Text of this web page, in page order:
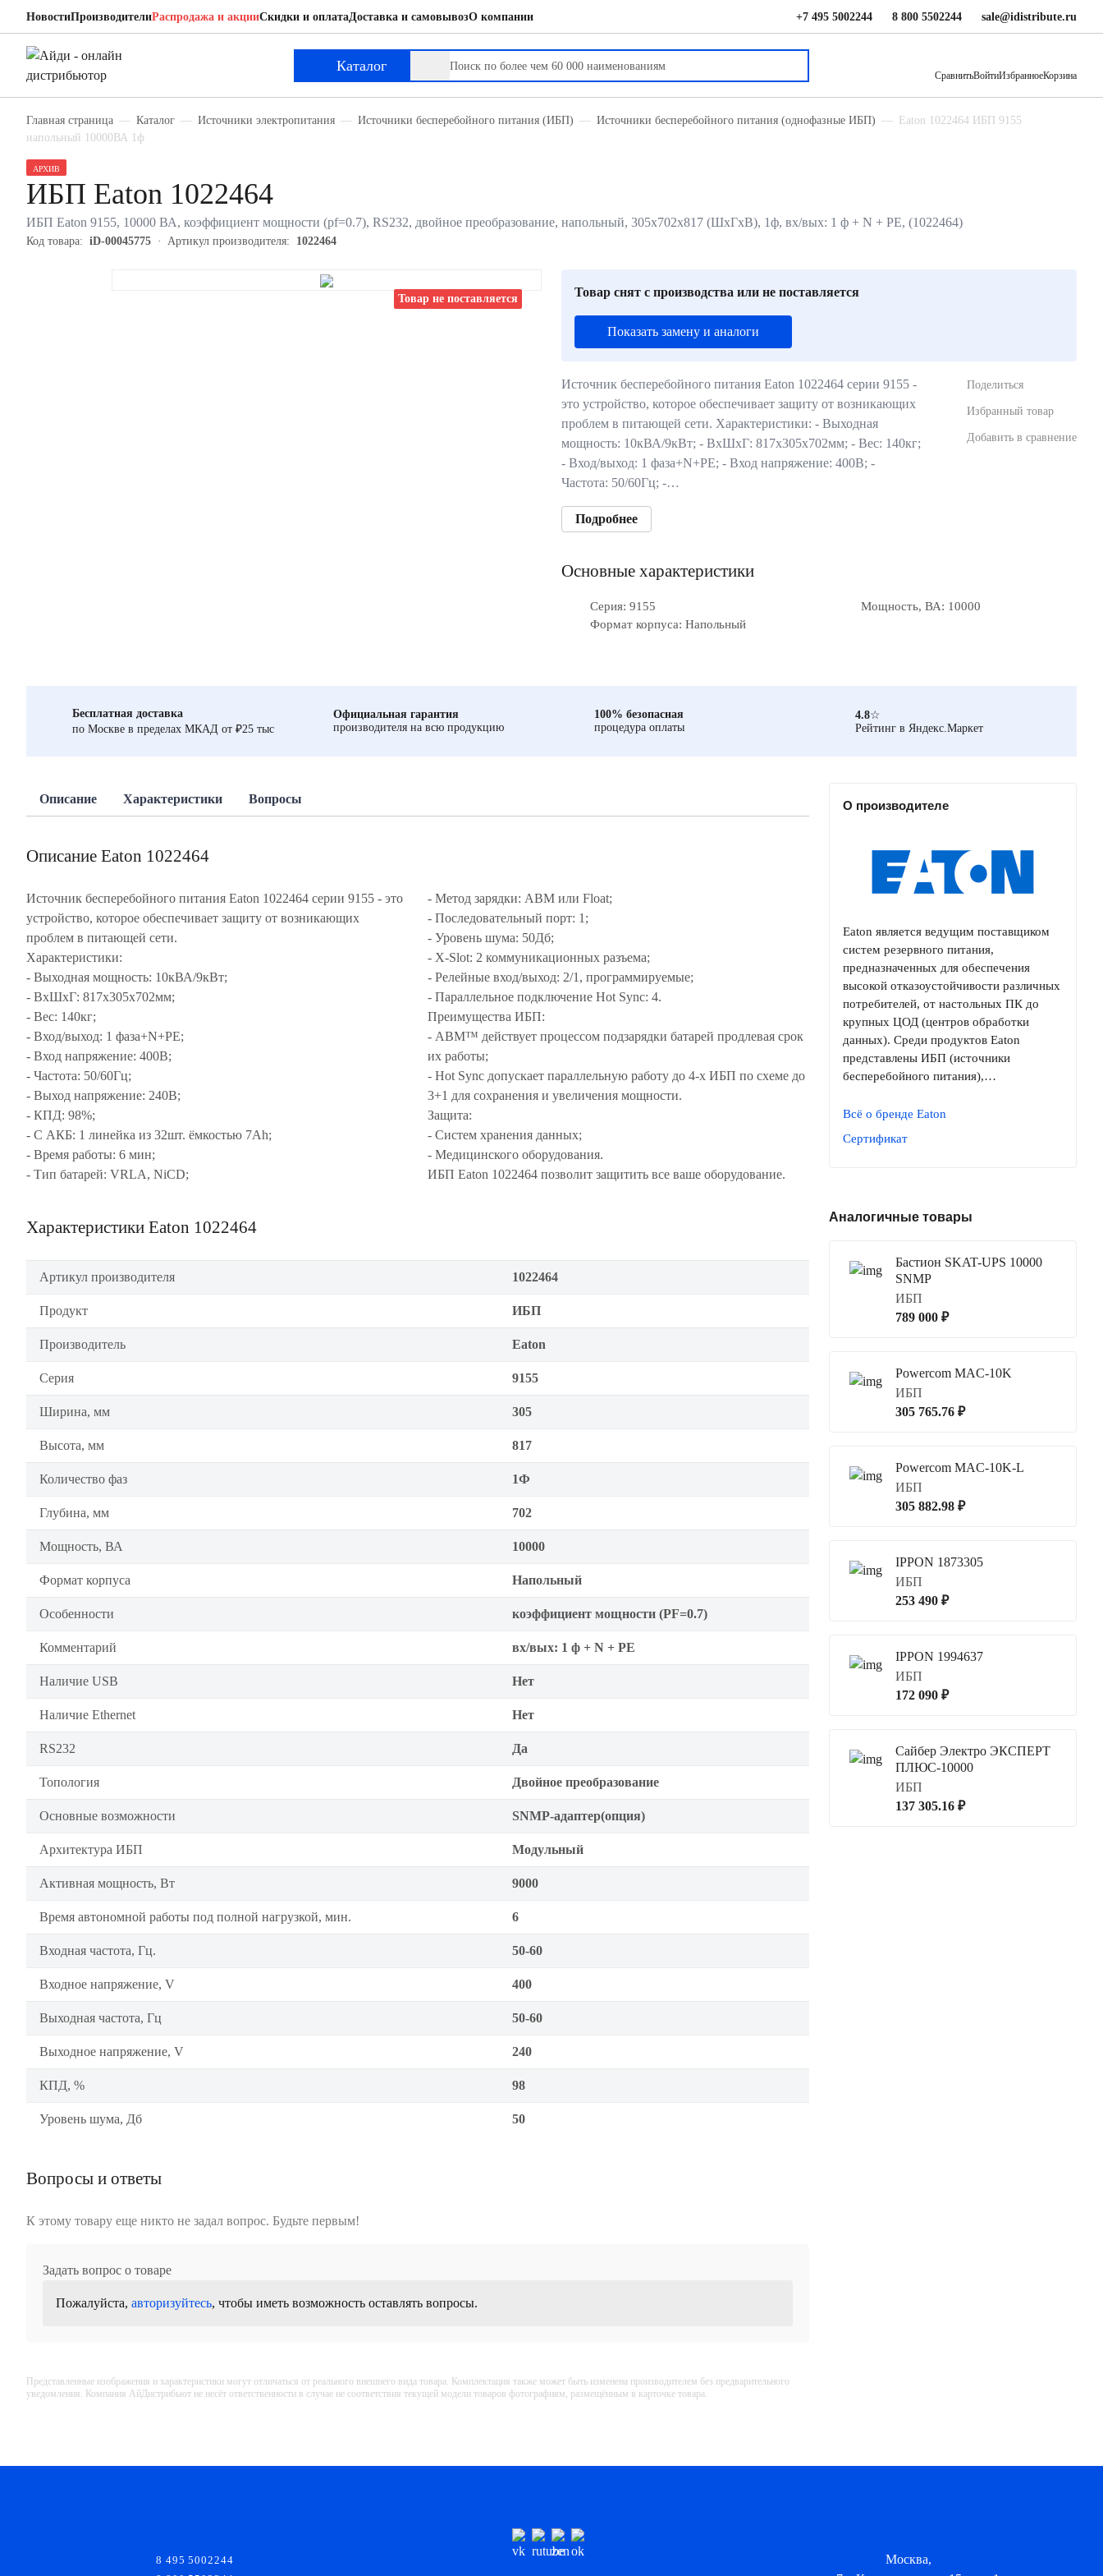
НовостиПроизводителиРаспродажа и акцииСкидки и оплатаДоставка и самовывозО компании +7 495 5002244 8 800 5502244 sale@idistribute.ru
Каталог
СравнитьВойтиИзбранноеКорзина
Главная страница Каталог Источники электропитания Источники бесперебойного питания (ИБП) Источники бесперебойного питания (однофазные ИБП)
Eaton 1022464 ИБП 9155
напольный 10000ВА 1ф
Товар не поставляется
АРХИВ
ИБП Eaton 1022464
ИБП Eaton 9155, 10000 ВА, коэффициент мощности (pf=0.7), RS232, двойное преобразование, напольный, 305х702х817 (ШхГхВ), 1ф, вх/вых: 1 ф + N + PE, (1022464)
Код товара: iD-00045775 Артикул производителя: 1022464
Товар снят с производства или не поставляется
Показать замену и аналоги
Источник бесперебойного питания Eaton 1022464 серии 9155 -
это устройство, которое обеспечивает защиту от возникающих
проблем в питающей сети. Характеристики: - Выходная
мощность: 10кВА/9кВт; - ВхШхГ: 817х305x702мм; - Вес: 140кг;
- Вход/выход: 1 фаза+N+PE; - Вход напряжение: 400В; -
Частота: 50/60Гц; -…
Подробнее
Поделиться
Избранный товар
Добавить в сравнение
Основные характеристики
Серия: 9155
Мощность, ВА: 10000
Формат корпуса: Напольный
Бесплатная доставка
по Москве в пределах МКАД от ₽25 тыс
Официальная гарантия
производителя на всю продукцию
100% безопасная
процедура оплаты
4.8☆
Рейтинг в Яндекс.Маркет
Описание Характеристики Вопросы
Описание Eaton 1022464
Источник бесперебойного питания Eaton 1022464 серии 9155 - это
устройство, которое обеспечивает защиту от возникающих
проблем в питающей сети.
Характеристики:
- Выходная мощность: 10кВА/9кВт;
- ВхШхГ: 817х305x702мм;
- Вес: 140кг;
- Вход/выход: 1 фаза+N+PE;
- Вход напряжение: 400В;
- Частота: 50/60Гц;
- Выход напряжение: 240В;
- КПД: 98%;
- C АКБ: 1 линейка из 32шт. ёмкостью 7Ah;
- Время работы: 6 мин;
- Тип батарей: VRLA, NiCD;
- Метод зарядки: ABM или Float;
- Последовательный порт: 1;
- Уровень шума: 50Дб;
- X-Slot: 2 коммуникационных разъема;
- Релейные вход/выход: 2/1, программируемые;
- Параллельное подключение Hot Sync: 4.
Преимущества ИБП:
- ABM™ действует процессом подзарядки батарей продлевая срок
их работы;
- Hot Sync допускает параллельную работу до 4-х ИБП по схеме до
3+1 для сохранения и увеличения мощности.
Защита:
- Систем хранения данных;
- Медицинского оборудования.
ИБП Eaton 1022464 позволит защитить все ваше оборудование.
Характеристики Eaton 1022464
Артикул производителя 1022464
Продукт ИБП
Производитель Eaton
Серия 9155
Ширина, мм 305
Высота, мм 817
Количество фаз 1Ф
Глубина, мм 702
Мощность, ВА 10000
Формат корпуса Напольный
Особенности коэффициент мощности (PF=0.7)
Комментарий вх/вых: 1 ф + N + PE
Наличие USB Нет
Наличие Ethernet Нет
RS232 Да
Топология Двойное преобразование
Основные возможности SNMP-адаптер(опция)
Архитектура ИБП Модульный
Активная мощность, Вт 9000
Время автономной работы под полной нагрузкой, мин. 6
Входная частота, Гц. 50-60
Входное напряжение, V 400
Выходная частота, Гц 50-60
Выходное напряжение, V 240
КПД, % 98
Уровень шума, Дб 50
Вопросы и ответы
К этому товару еще никто не задал вопрос. Будьте первым!
Задать вопрос о товаре
Пожалуйста, авторизуйтесь, чтобы иметь возможность оставлять вопросы.
Представленные изображения и характеристики могут отличаться от реального внешнего вида товара. Комплектация также может быть изменена производителем без предварительного
уведомления. Компания АйДистрибьют не несёт ответственности в случае не соответствия текущей модели товаров фотографиям, размещённым в карточке товара.
О производителе
Eaton является ведущим поставщиком
систем резервного питания,
предназначенных для обеспечения
высокой отказоустойчивости различных
потребителей, от настольных ПК до
крупных ЦОД (центров обработки
данных). Среди продуктов Eaton
представлены ИБП (источники
бесперебойного питания),…
Всё о бренде Eaton
Сертификат
Аналогичные товары
Бастион SKAT-UPS 10000
SNMP
ИБП
789 000 ₽
Powercom MAC-10K
ИБП
305 765.76 ₽
Powercom MAC-10K-L
ИБП
305 882.98 ₽
IPPON 1873305
ИБП
253 490 ₽
IPPON 1994637
ИБП
172 090 ₽
Сайбер Электро ЭКСПЕРТ
ПЛЮС-10000
ИБП
137 305.16 ₽
Eaton 1022464
ИБП
8 495 5002244
Москва,